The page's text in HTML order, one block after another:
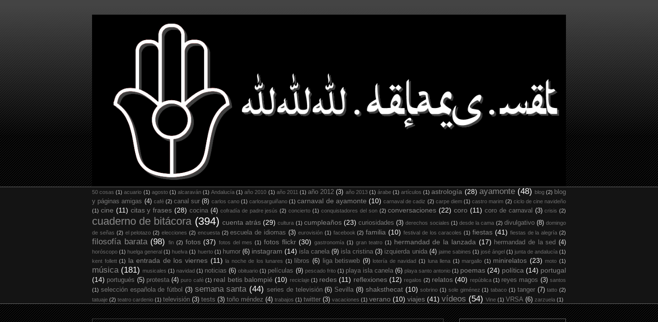
50 cosas (1) acuario (1) agosto (1) alcaraván (1) Andalucía (1) año 2010 (1) año 2011 (1) año 2012 (3) año 2013 (1) árabe (1) artículos (1) astrología (28) ayamonte (48) blog (2) blog
y páginas amigas (4) café (2) canal sur (8) carlos cano (1) carlosarguiñano (1) carnaval de ayamonte (10) carnaval de cadiz (2) carpe diem (1) castro marim (2) ciclo de cine navideño
(1) cine (11) citas y frases (28) cocina (4) cofradía de padre jesús (2) concierto (1) conquistadores del son (2) conversaciones (22) coro (11) coro de carnaval (3) crisis (2)
cuaderno de bitácora (394) cuenta atrás (29) cultura (1) cumpleaños (23) curiosidades (3) derechos sociales (1) desde la cama (2) divulgativo (8) domingo
de señas (2) el pelotazo (2) elecciones (2) encuesta (2) escuela de idiomas (3) eurovisión (1) facebook (2) familia (10) festival de los caracoles (1) fiestas (41) fiestas de la alegría (2)
filosofía barata (98) fin (2) fotos (37) fotos del mes (1) fotos flickr (30) gastronomía (1) gran teatro (1) hermandad de la lanzada (17) hermandad de la sed (4)
horóscopo (1) huelga general (1) huelva (1) huerto (1) humor (6) instagram (14) isla canela (9) isla cristina (3) izquierda unida (4) jaime sabines (1) josé ángel (1) junta de andalucía (1)
kent follett (1) la entrada de los viernes (11) la noche de los lunares (1) libros (6) liga betisweb (9) lotería de navidad (1) luna llena (1) margallo (1) minirelatos (23) moto (1)
música (181) musicales (1) navidad (1) noticias (6) obituario (1) películas (9) pescado frito (1) playa isla canela (6) playa santo antonio (1) poemas (24) política (14) portugal
(14) portugués (5) protesta (4) puro café (1) real betis balompié (10) reciclaje (1) redes (11) reflexiones (12) regalos (2) relatos (40) república (1) reyes magos (3) santos
(1) selección española de fútbol (3) semana santa (44) series de televisión (6) Sevilla (8) shaksthecat (10) sobrino (1) sole giménez (1) tabaco (1) tanger (7) tatto (2)
tatuaje (2) teatro cardenio (1) televisión (3) tests (3) toño méndez (4) trabajos (1) twitter (3) vacaciones (1) verano (10) viajes (41) vídeos (54) Vine (1) VRSA (6) zarzuela (1)